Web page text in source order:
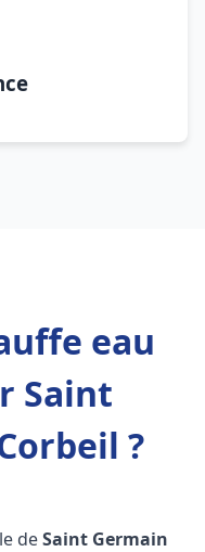
eau
Saint
?
deSaint Germain